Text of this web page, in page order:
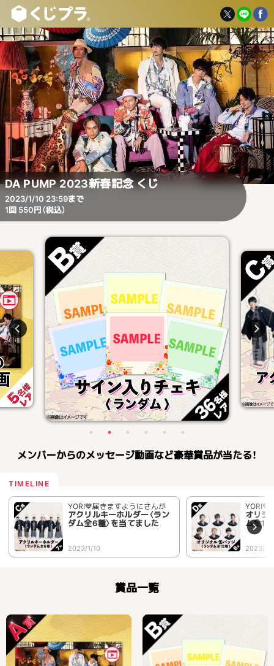
DA PUMP 2023新春記念 くじ
2023/1/10 23:59まで
1回 550円（税込）
メンバーからのメッセージ動画など豪華賞品が当たる！
YORI💙届きますようにさんが
アクリルキーホルダー〈ラン
ダム全6種〉を当てました
2023/1/10
YORI💙
オリジ
ム全12
2023/1/
賞品一覧